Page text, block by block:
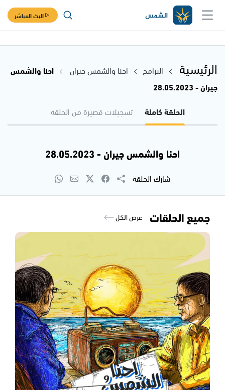
البث المباشر
الرئيسية البرامج احنا والشمس جيران
احنا والشمس
جيران - 28.05.2023
الحلقة كاملة
تسجيلات قصيرة من الحلقة
احنا والشمس جيران - 28.05.2023
شارك الحلقة
جميع الحلقات عرض الكل